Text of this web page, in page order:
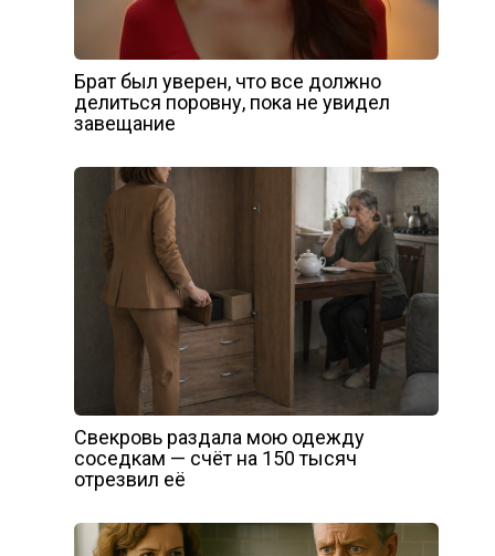
Брат был уверен, что все должно
делиться поровну, пока не увидел
завещание
Свекровь раздала мою одежду
соседкам — счёт на 150 тысяч
отрезвил её